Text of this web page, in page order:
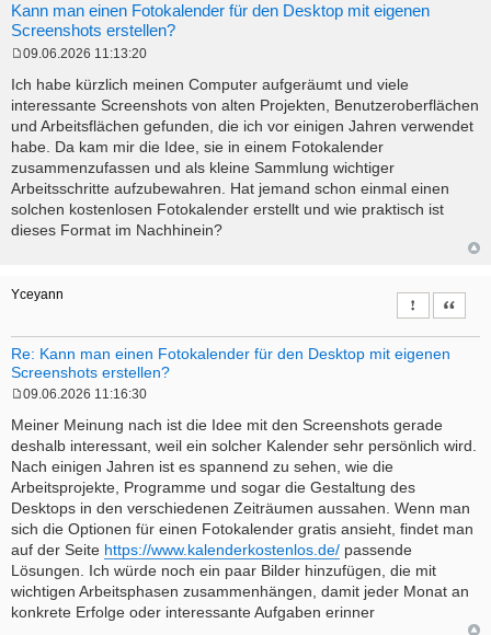
Kann man einen Fotokalender für den Desktop mit eigenen
Screenshots erstellen?
o
t
09.06.2026 11:13:20
Ich habe kürzlich meinen Computer aufgeräumt und viele
interessante Screenshots von alten Projekten, Benutzeroberflächen
und Arbeitsflächen gefunden, die ich vor einigen Jahren verwendet
habe. Da kam mir die Idee, sie in einem Fotokalender
zusammenzufassen und als kleine Sammlung wichtiger
Arbeitsschritte aufzubewahren. Hat jemand schon einmal einen
solchen kostenlosen Fotokalender erstellt und wie praktisch ist
dieses Format im Nachhinein?
Yceyann
Re: Kann man einen Fotokalender für den Desktop mit eigenen
Screenshots erstellen?
Report this
Quote
o
t
09.06.2026 11:16:30
Meiner Meinung nach ist die Idee mit den Screenshots gerade
deshalb interessant, weil ein solcher Kalender sehr persönlich wird.
Nach einigen Jahren ist es spannend zu sehen, wie die
Arbeitsprojekte, Programme und sogar die Gestaltung des
Desktops in den verschiedenen Zeiträumen aussahen. Wenn man
sich die Optionen für einen Fotokalender gratis ansieht, findet man
auf der Seite https://www.kalenderkostenlos.de/ passende
Lösungen. Ich würde noch ein paar Bilder hinzufügen, die mit
wichtigen Arbeitsphasen zusammenhängen, damit jeder Monat an
konkrete Erfolge oder interessante Aufgaben erinner